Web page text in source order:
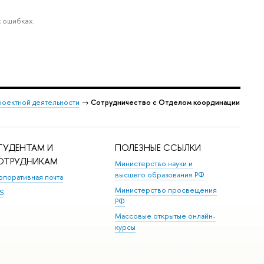
деятельности → Сотрудничество с Отделом координации
И
почта
ПОЛЕЗНЫЕ ССЫЛКИ
Министерство науки и
высшего образования РФ
Министерство просвещения
РФ
Массовые открытые онлайн-
курсы